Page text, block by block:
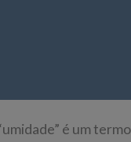
é um termo